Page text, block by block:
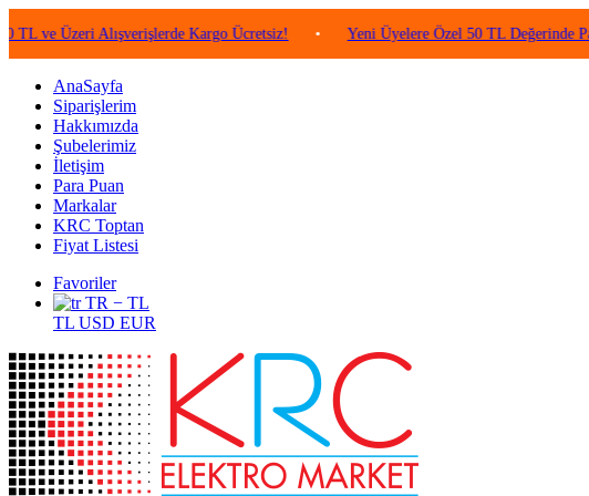
Alışverişlerde Kargo Ücretsiz! • Yeni Üyelere Özel 50 TL Değerinde Para Puan!
AnaSayfa
Siparişlerim
Hakkımızda
Şubelerimiz
İletişim
Para Puan
Markalar
KRC Toptan
Fiyat Listesi
Favoriler
TR − TL
TL USD EUR